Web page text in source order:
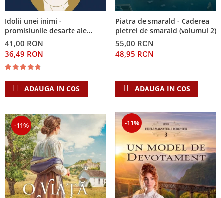
Idolii unei inimi -
promisiunile desarte ale
banilor, sexului si puterii si
Singura Nadejde care
conteaza
41,00 RON
36,49 RON
ADAUGA IN COS
Piatra de smarald - Caderea
pietrei de smarald (volumul 2)
55,00 RON
48,95 RON
ADAUGA IN COS
-11% -11%